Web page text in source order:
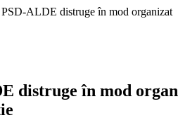
ALDE distruge în mod organizat
distruge în mod